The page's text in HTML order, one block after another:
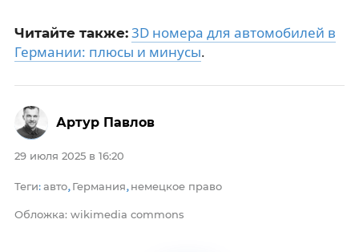
Читайте также: 3D номера для автомобилей в
Германии: плюсы и минусы.
29 июля 2025 в 16:20
Теги: авто, Германия, немецкое право
Обложка: wikimedia commons
Артур Павлов